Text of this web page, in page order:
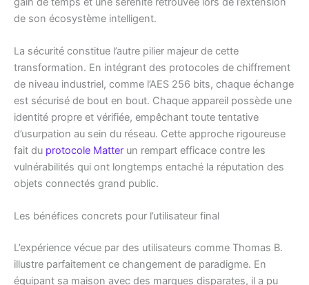
de son écosystème intelligent.
La sécurité constitue l’autre pilier majeur de cette
transformation. En intégrant des protocoles de chiffrement
de niveau industriel, comme l’AES 256 bits, chaque échange
est sécurisé de bout en bout. Chaque appareil possède une
identité propre et vérifiée, empêchant toute tentative
d’usurpation au sein du réseau. Cette approche rigoureuse
fait du protocole Matter un rempart efficace contre les
vulnérabilités qui ont longtemps entaché la réputation des
objets connectés grand public.
Les bénéfices concrets pour l’utilisateur final
L’expérience vécue par des utilisateurs comme Thomas B.
illustre parfaitement ce changement de paradigme. En
équipant sa maison avec des marques disparates, il a pu